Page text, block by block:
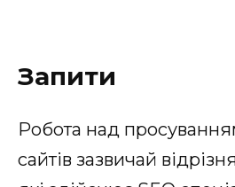
Запити
Робота над
сайтів зазвичай